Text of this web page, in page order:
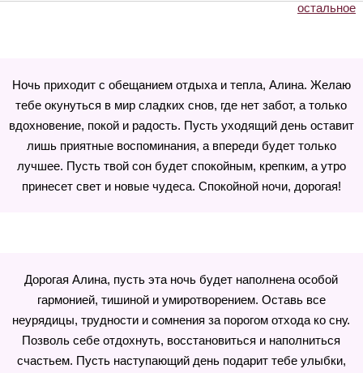
остальное
Ночь приходит с обещанием отдыха и тепла, Алина. Желаю
тебе окунуться в мир сладких снов, где нет забот, а только
вдохновение, покой и радость. Пусть уходящий день оставит
лишь приятные воспоминания, а впереди будет только
лучшее. Пусть твой сон будет спокойным, крепким, а утро
принесет свет и новые чудеса. Спокойной ночи, дорогая!
Дорогая Алина, пусть эта ночь будет наполнена особой
гармонией, тишиной и умиротворением. Оставь все
неурядицы, трудности и сомнения за порогом отхода ко сну.
Позволь себе отдохнуть, восстановиться и наполниться
счастьем. Пусть наступающий день подарит тебе улыбки,